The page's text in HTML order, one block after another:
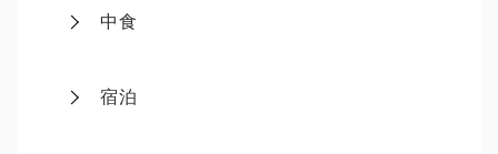
中食
宿泊